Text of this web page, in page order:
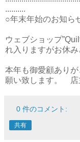
..........
○年末年始のお知
ウェブショップ
れ入りますがお休み
本年も御愛顧あり
願い致します。 店
0 件のコメント:
共有